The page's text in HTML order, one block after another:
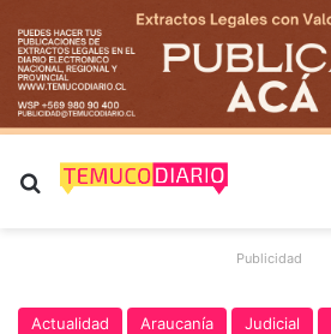
Buscar por
Publicidad
Actualidad Araucanía Judicial